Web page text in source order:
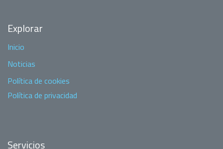
Explorar
Inicio
Noticias
Política de cookies
Política de privacidad
Servicios